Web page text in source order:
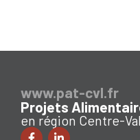
www.pat-cvl.fr
Projets
en région Centre-